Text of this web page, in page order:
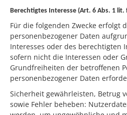
Berechtigtes Interesse (Art. 6 Abs. 1 lit.
Für die folgenden Zwecke erfolgt
personenbezogener Daten
Interesses oder des berechtigten
sofern nicht die Interessen oder
Grundfreiheiten der betroffenen
personenbezogener Daten
Sicherheit gewährleisten, Betrug
sowie Fehler beheben: